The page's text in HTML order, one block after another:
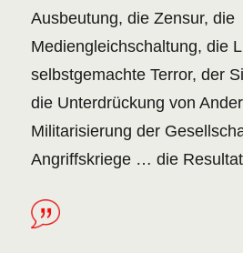
Ausbeutung, die Zensur, die
Mediengleichschaltung, die
selbstgemachte Terror, der
die Unterdrückung von
Militarisierung der
Angriffskriege … die